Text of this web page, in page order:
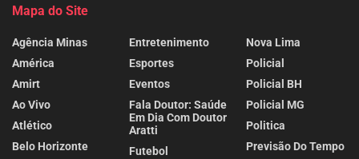
Mapa do Site
Agência Minas
América
Amirt
Ao Vivo
Atlético
Belo Horizonte
Entretenimento
Esportes
Eventos
Fala Doutor: Saúde
Em Dia Com Doutor
Aratti
Futebol
Nova Lima
Policial
Policial BH
Policial MG
Politica
Previsão Do Tempo